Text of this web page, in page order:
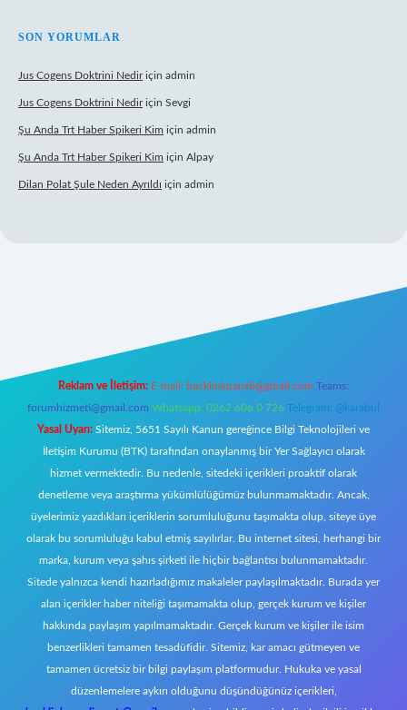
SON YORUMLAR
Jus Cogens Doktrini Nediriçin admin
Jus Cogens Doktrini Nediriçin Sevgi
Şu Anda Trt Haber Spikeri Kim için admin
Şu Anda Trt Haber Spikeri Kim için Alpay
Dilan Polat Şule Neden Ayrıldı için admin
Reklam ve İletişim: E-mail: backlinkpaneli@gmail.com Teams:
forumhizmeti@gmail.com Whatsapp: 0262 606 0 726 Telegram: @karabul
Yasal Uyarı: Sitemiz, 5651 Sayılı Kanun gereğince Bilgi Teknolojileri ve
İletişim Kurumu (BTK) tarafından onaylanmış bir Yer Sağlayıcı olarak
hizmet vermektedir. Bu nedenle, sitedeki içerikleri proaktif olarak
denetleme veya araştırma yükümlülüğümüz bulunmamaktadır. Ancak,
üyelerimiz yazdıkları içeriklerin sorumluluğunu taşımakta olup, siteye üye
olarak bu sorumluluğu kabul etmiş sayılırlar. Bu internet sitesi, herhangi bir
marka, kurum veya şahıs şirketi ile hiçbir bağlantısı bulunmamaktadır.
Sitede yalnızca kendi hazırladığımız makaleler paylaşılmaktadır. Burada yer
alan içerikler haber niteliği taşımamakta olup, gerçek kurum ve kişiler
hakkında paylaşım yapılmamaktadır. Gerçek kurum ve kişiler ile isim
benzerlikleri tamamen tesadüfidir. Sitemiz, kar amacı gütmeyen ve
tamamen ücretsiz bir bilgi paylaşım platformudur. Hukuka ve yasal
düzenlemelere aykırı olduğunu düşündüğünüz içerikleri,